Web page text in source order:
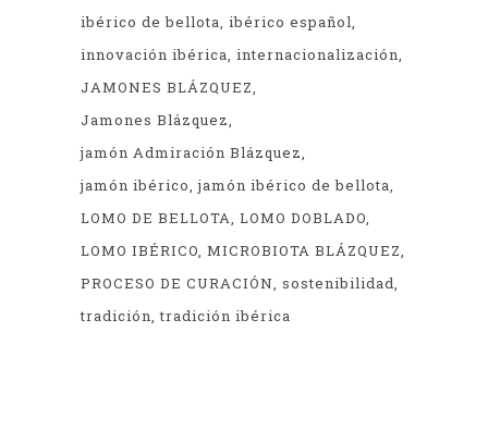
ibérico de bellota ibérico español
innovación ibérica internacionalización
JAMONES BLÁZQUEZ
Jamones Blázquez
jamón Admiración Blázquez
jamón ibérico jamón ibérico de bellota
LOMO DE BELLOTA LOMO DOBLADO
LOMO IBÉRICO MICROBIOTA BLÁZQUEZ
PROCESO DE CURACIÓN sostenibilidad
tradición tradición ibérica